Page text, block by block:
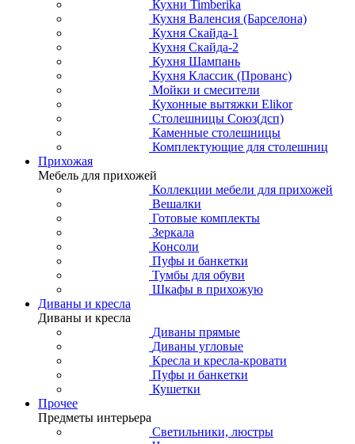
Кухни Timberika
Кухня Валенсия (Барселона)
Кухня Скайда-1
Кухня Скайда-2
Кухня Шампань
Кухня Классик (Прованс)
Мойки и смесители
Кухонные вытяжки Elikor
Столешницы Союз(дсп)
Каменные столешницы
Комплектующие для столешниц
Прихожая
Мебель для прихожей
Коллекции мебели для прихожей
Вешалки
Готовые комплекты
Зеркала
Консоли
Пуфы и банкетки
Тумбы для обуви
Шкафы в прихожую
Диваны и кресла
Диваны и кресла
Диваны прямые
Диваны угловые
Кресла и кресла-кровати
Пуфы и банкетки
Кушетки
Прочее
Предметы интерьера
Светильники, люстры